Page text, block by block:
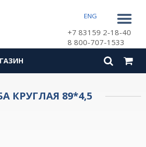
ENG
+7 83159 2-18-40
8 800-707-1533
КРУГЛАЯ 89*4,5